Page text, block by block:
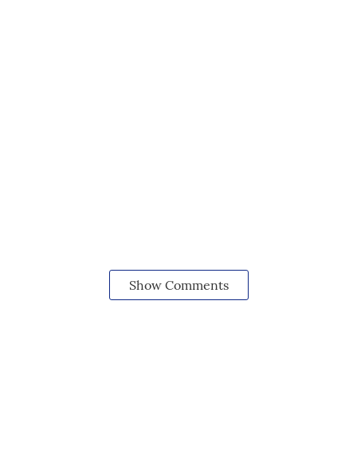
Show Comments